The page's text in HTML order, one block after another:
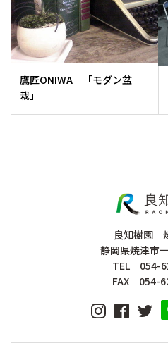
鷹匠ONIWA 「モダン盆
栽」
良知樹園
静岡県焼津市
TEL 054-
FAX 054-